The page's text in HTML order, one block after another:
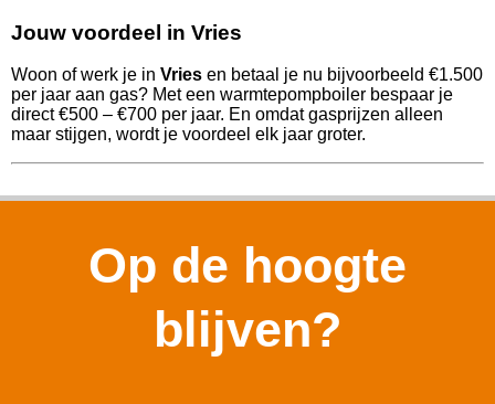
Jouw voordeel in Vries
Woon of werk je in Vries en betaal je nu bijvoorbeeld €1.500
per jaar aan gas? Met een warmtepompboiler bespaar je
direct €500 – €700 per jaar. En omdat gasprijzen alleen
maar stijgen, wordt je voordeel elk jaar groter.
Op de hoogte
blijven?